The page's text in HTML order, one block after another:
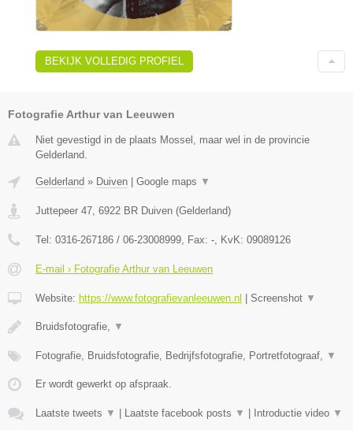
BEKIJK VOLLEDIG PROFIEL
Fotografie Arthur van Leeuwen
Niet gevestigd in de plaats Mossel, maar wel in de provincie
Gelderland.
Gelderland » Duiven Google maps ▼
Juttepeer 47, 6922 BR Duiven (Gelderland)
Tel: 0316-267186 / 06-23008999, Fax: -, KvK: 09089126
E-mail › Fotografie Arthur van Leeuwen
Website: https://www.fotografievanleeuwen.nl Screenshot ▼
Bruidsfotografie, ▼
Fotografie, Bruidsfotografie, Bedrijfsfotografie, Portretfotograaf, ▼
Er wordt gewerkt op afspraak.
Laatste tweets ▼ Laatste facebook posts ▼ Introductie video ▼